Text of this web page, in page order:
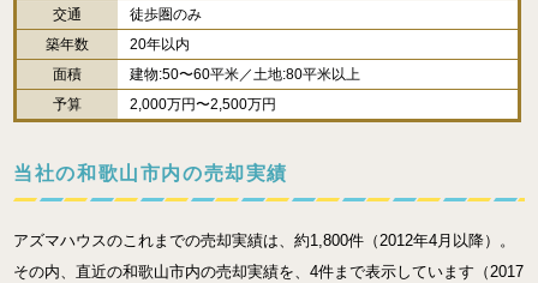
交通
徒歩圏のみ
築年数
20年以内
面積
建物:50〜60平米／土地:80平米以上
予算
2,000万円〜2,500万円
当社の和歌山市内の売却実績
アズマハウスのこれまでの売却実績は、約1,800件（2012年4月以降）。
その内、直近の和歌山市内の売却実績を、4件まで表示しています（2017